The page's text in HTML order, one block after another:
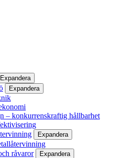
Expandera
Expandera
– konkurrenskraftig hållbarhet
Expandera
råvaror
Expandera